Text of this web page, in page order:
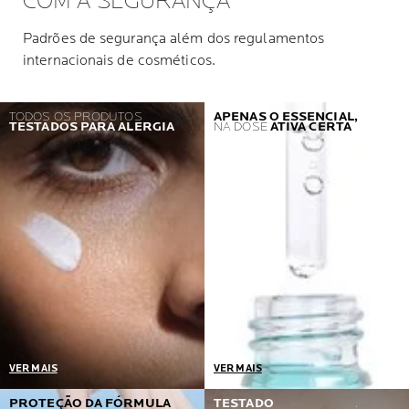
Padrões de segurança além dos regulamentos
internacionais de cosméticos.
TODOS OS PRODUTOS
TESTADOS PARA ALERGIA
VER MAIS
Um pré-requisito =
APENAS O ESSENCIAL,
NA DOSEATIVA CERTA
VER MAIS
Desenvolvidos em
PROTEÇÃO DA FÓRMULA TESTADO